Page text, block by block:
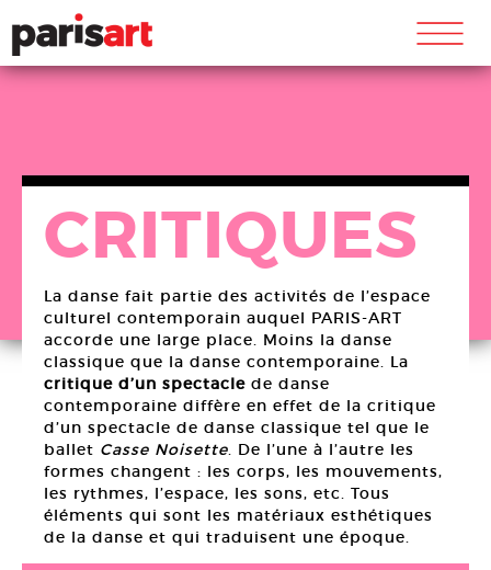
m
CRITIQUES
La danse fait partie des activités de l’espace
culturel contemporain auquel PARIS-ART
accorde une large place. Moins la danse
classique que la danse contemporaine. La
critique d’un spectacle de danse
contemporaine diffère en effet de la critique
d’un spectacle de danse classique tel que le
ballet Casse Noisette. De l’une à l’autre les
formes changent : les corps, les mouvements,
les rythmes, l’espace, les sons, etc. Tous
éléments qui sont les matériaux esthétiques
de la danse et qui traduisent une époque.